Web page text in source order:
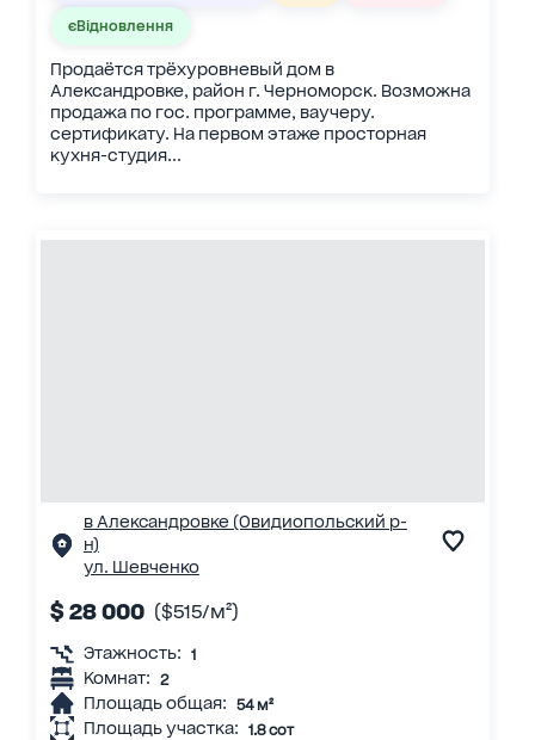
єВідновлення
Продаётся трёхуровневый дом в
Александровке, район г. Черноморск. Возможна
продажа по гос. программе, ваучеру.
сертификату. На первом этаже просторная
кухня-студия...
в Александровке (Овидиопольский р-
н)
ул. Шевченко
$ 28 000 ($515/м²)
Этажность: 1
Комнат: 2
Площадь общая: 54 м²
Площадь участка: 1.8 сот